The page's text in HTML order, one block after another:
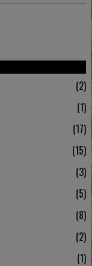
2
1
17
15
3
5
8
2
1